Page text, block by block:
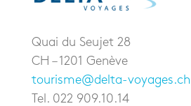
Quai du Seujet 28
CH – 1201 Genève
tourisme@delta-voyages.ch
Tel. 022 909.10.14